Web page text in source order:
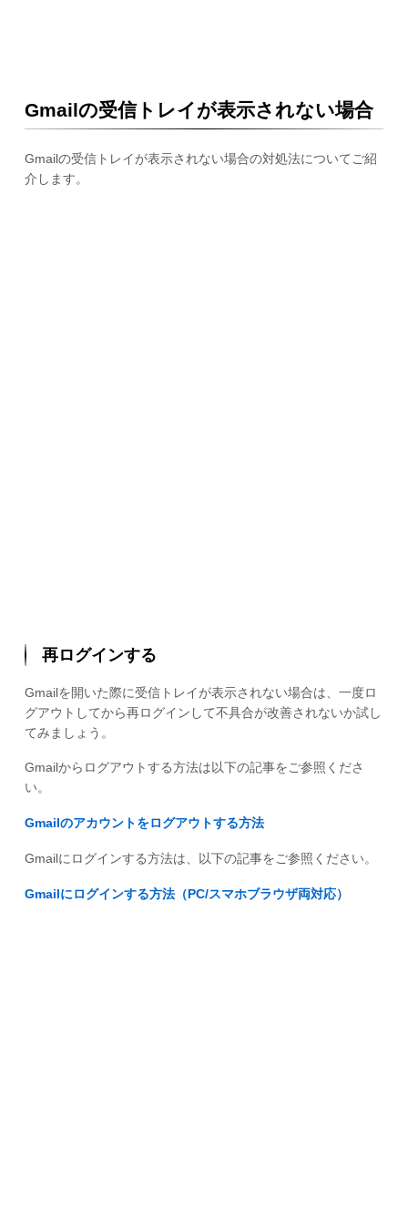
Gmailの受信トレイが表示されない場合
Gmailの受信トレイが表示されない場合の対処法についてご紹
介します。
再ログインする
Gmailを開いた際に受信トレイが表示されない場合は、一度ロ
グアウトしてから再ログインして不具合が改善されないか試し
てみましょう。
Gmailからログアウトする方法は以下の記事をご参照くださ
い。
Gmailのアカウントをログアウトする方法
Gmailにログインする方法は、以下の記事をご参照ください。
Gmailにログインする方法（PC/スマホブラウザ両対応）